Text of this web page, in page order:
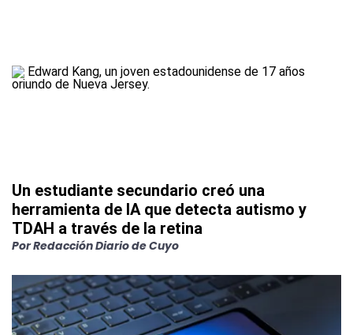
Un estudiante secundario creó una
herramienta de IA que detecta autismo y
TDAH a través de la retina
PorRedacción Diario de Cuyo